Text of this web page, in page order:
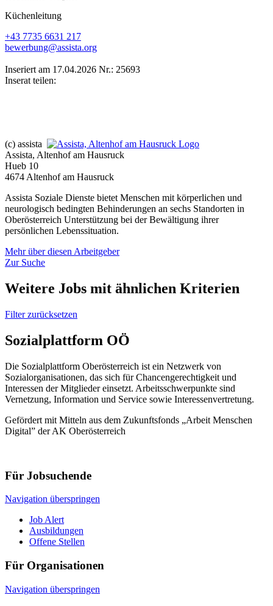
Küchenleitung
+43 7735 6631 217
bewerbung@assista.org
Inseriert am 17.04.2026 Nr.: 25693
Inserat teilen:
(c) assista
Assista, Altenhof am Hausruck
Hueb 10
4674 Altenhof am Hausruck
Assista Soziale Dienste bietet Menschen mit körperlichen und
neurologisch bedingten Behinderungen an sechs Standorten in
Oberösterreich Unterstützung bei der Bewältigung ihrer
persönlichen Lebenssituation.
Mehr über diesen Arbeitgeber
Zur Suche
Weitere Jobs mit ähnlichen Kriterien
Filter zurücksetzen
Sozialplattform OÖ
Die Sozialplattform Oberösterreich ist ein Netzwerk von
Sozialorganisationen, das sich für Chancengerechtigkeit und
Interessen der Mitglieder einsetzt. Arbeitsschwerpunkte sind
Vernetzung, Information und Service sowie Interessenvertretung.
Gefördert mit Mitteln aus dem Zukunftsfonds „Arbeit Menschen
Digital” der AK Oberösterreich
Für Jobsuchende
Navigation überspringen
Job Alert
Ausbildungen
Offene Stellen
Für Organisationen
Navigation überspringen